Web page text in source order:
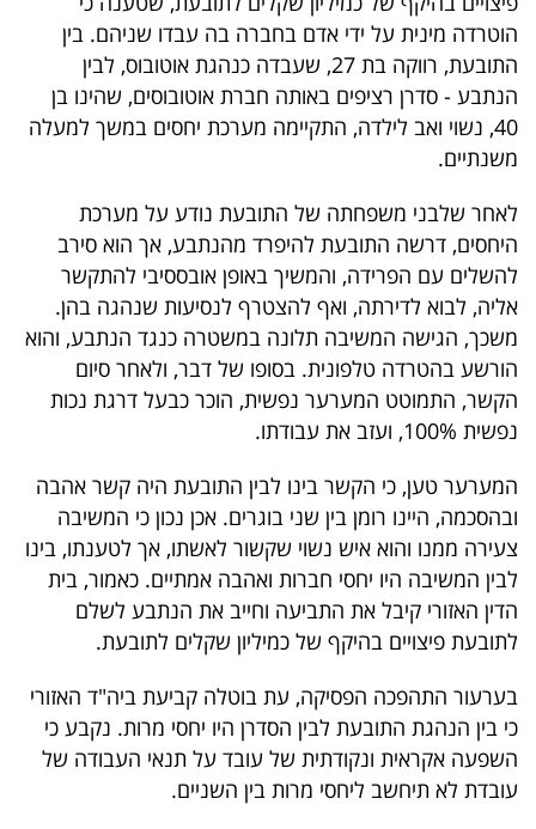
הוטרדה מינית על ידי אדם בחברה בה עבדו שניהם. בין
התובעת, רווקה בת 27, שעבדה כנהגת אוטובוס, לבין
הנתבע - סדרן רציפים באותה חברת אוטובוסים, שהינו בן
40, נשוי ואב לילדה, התקיימה מערכת יחסים במשך למעלה
משנתיים.
לאחר שלבני משפחתה של התובעת נודע על מערכת
היחסים, דרשה התובעת להיפרד מהנתבע, אך הוא סירב
להשלים עם הפרידה, והמשיך באופן אובססיבי להתקשר
אליה, לבוא לדירתה, ואף להצטרף לנסיעות שנהגה בהן.
משכך, הגישה המשיבה תלונה במשטרה כנגד הנתבע, והוא
הורשע בהטרדה טלפונית. בסופו של דבר, ולאחר סיום
הקשר, התמוטט המערער נפשית, הוכר כבעל דרגת נכות
נפשית 100%, ועזב את עבודתו
.
המערער טען, כי הקשר בינו לבין התובעת היה קשר אהבה
ובהסכמה, היינו רומן בין שני בוגרים. אכן נכון כי המשיבה
צעירה ממנו והוא איש נשוי שקשור לאשתו, אך לטענתו, בינו
לבין המשיבה היו יחסי חברות ואהבה אמתיים. כאמור, בית
הדין האזורי קיבל את התביעה וחייב את הנתבע לשלם
לתובעת פיצויים בהיקף של כמיליון שקלים לתובעת.
בערעור התהפכה הפסיקה, עת בוטלה קביעת ביה"ד האזורי
כי בין הנהגת התובעת לבין הסדרן היו יחסי מרות. נקבע כי
השפעה אקראית ונקודתית של עובד על תנאי העבודה של
עובדת לא תיחשב ליחסי מרות בין השניים.